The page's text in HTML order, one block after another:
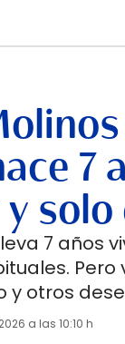
7
7 años
y otros
a las 10:10 h